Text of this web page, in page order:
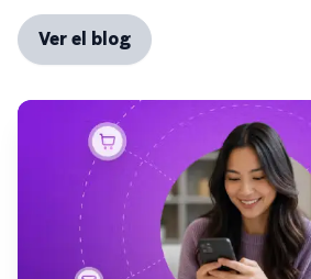
Ver el blog